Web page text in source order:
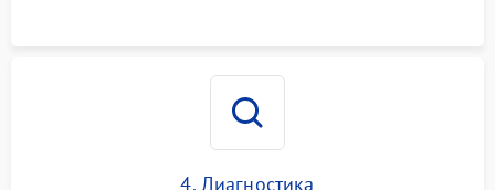
4. Диагностика